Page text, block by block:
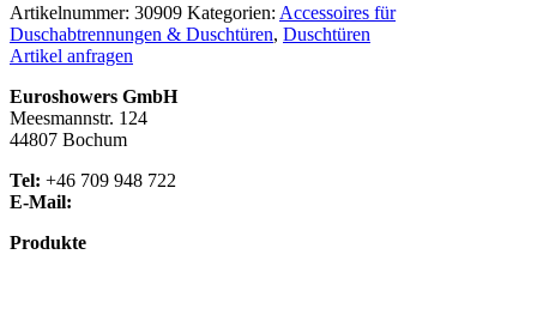
Artikelnummer: 30909 Kategorien: Accessoires für
Duschabtrennungen & Duschtüren, Duschtüren
Artikel anfragen
Euroshowers GmbH
Meesmannstr. 124
44807 Bochum
Tel: +46 709 948 722
E-Mail:
Produkte